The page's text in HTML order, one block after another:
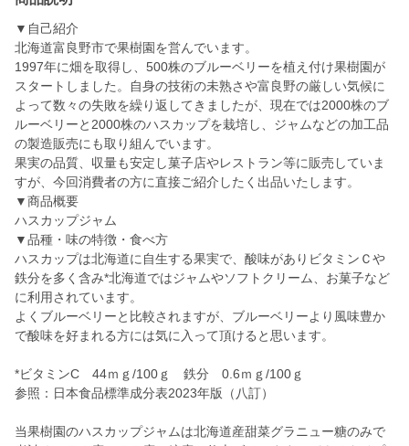
▼自己紹介
北海道富良野市で果樹園を営んでいます。
1997年に畑を取得し、500株のブルーベリーを植え付け果樹園が
スタートしました。自身の技術の未熟さや富良野の厳しい気候に
よって数々の失敗を繰り返してきましたが、現在では2000株のブ
ルーベリーと2000株のハスカップを栽培し、ジャムなどの加工品
の製造販売にも取り組んでいます。
果実の品質、収量も安定し菓子店やレストラン等に販売していま
すが、今回消費者の方に直接ご紹介したく出品いたします。
▼商品概要
ハスカップジャム
▼品種・味の特徴・食べ方
ハスカップは北海道に自生する果実で、酸味がありビタミンＣや
鉄分を多く含み*北海道ではジャムやソフトクリーム、お菓子など
に利用されています。
よくブルーベリーと比較されますが、ブルーベリーより風味豊か
で酸味を好まれる方には気に入って頂けると思います。
*ビタミンC 44ｍｇ/100ｇ 鉄分 0.6ｍｇ/100ｇ
参照：日本食品標準成分表2023年版（八訂）
当果樹園のハスカップジャムは北海道産甜菜グラニュー糖のみで